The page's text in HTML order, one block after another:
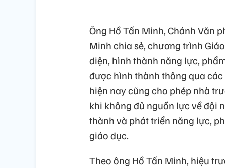
Ông Hồ Tấn Minh, Chánh Văn
Minh chia sẻ, chương trình
diện, hình thành năng lực,
được hình thành thông qua
hiện nay cũng cho phép nhà
khi không đủ nguồn lực về đội
thành và phát triển năng lực,
giáo dục.
Theo ông Hồ Tấn Minh, hiệu